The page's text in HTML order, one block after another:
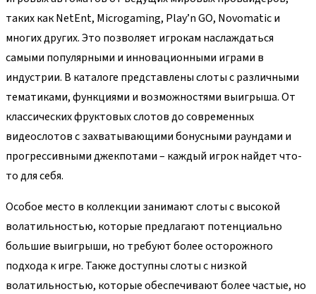
таких как NetEnt, Microgaming, Play’n GO, Novomatic и
многих других. Это позволяет игрокам наслаждаться
самыми популярными и инновационными играми в
индустрии. В каталоге представлены слоты с различными
тематиками, функциями и возможностями выигрыша. От
классических фруктовых слотов до современных
видеослотов с захватывающими бонусными раундами и
прогрессивными джекпотами – каждый игрок найдет что-
то для себя.
Особое место в коллекции занимают слоты с высокой
волатильностью, которые предлагают потенциально
большие выигрыши, но требуют более осторожного
подхода к игре. Также доступны слоты с низкой
волатильностью, которые обеспечивают более частые, но